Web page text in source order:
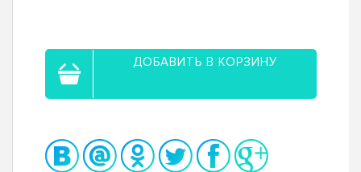
ДОБАВИТЬ В КОРЗИНУ